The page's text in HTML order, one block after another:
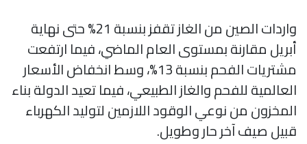
واردات الصين من الغاز تقفز بنسبة 21% حتى نهاية
أبريل مقارنة بمستوى العام الماضي، فيما ارتفعت
مشتريات الفحم بنسبة 13%، وسط انخفاض الأسعار
العالمية للفحم والغاز الطبيعي، فيما تعيد الدولة بناء
المخزون من نوعي الوقود اللازمين لتوليد الكهرباء
قبيل صيف آخر حار وطويل.